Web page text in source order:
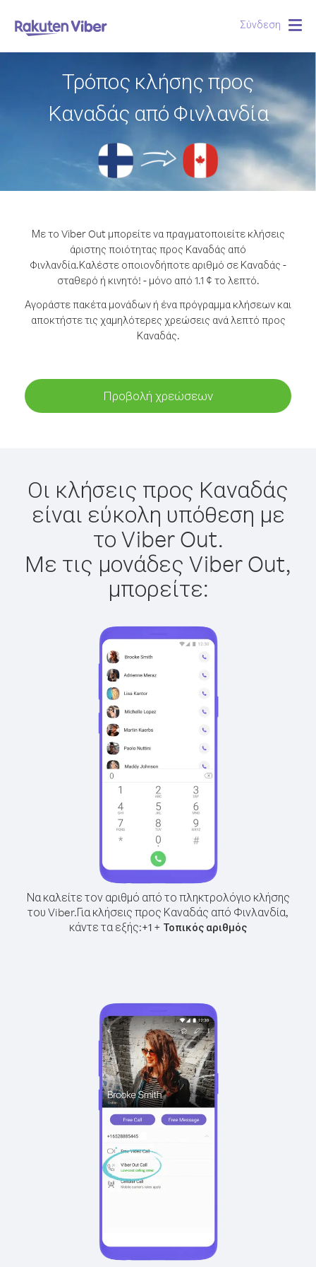
Σύνδεση
Τρόπος κλήσης προς
Καναδάς από Φινλανδία
Με το Viber Out μπορείτε να πραγματοποιείτε κλήσεις
άριστης ποιότητας προς Καναδάς από
Φινλανδία.Καλέστε οποιονδήποτε αριθμό σε Καναδάς -
σταθερό ή κινητό! - μόνο από 1.1 ¢ το λεπτό.
Αγοράστε πακέτα μονάδων ή ένα πρόγραμμα κλήσεων και
αποκτήστε τις χαμηλότερες χρεώσεις ανά λεπτό προς
Καναδάς.
Προβολή χρεώσεων
Οι κλήσεις προς Καναδάς
είναι εύκολη υπόθεση με
το Viber Out.
Με τις μονάδες Viber Out,
μπορείτε:
Να καλείτε τον αριθμό από το πληκτρολόγιο κλήσης
του Viber.Για κλήσεις προς Καναδάς από Φινλανδία,
κάντε τα εξής:+1 + Τοπικός αριθμός